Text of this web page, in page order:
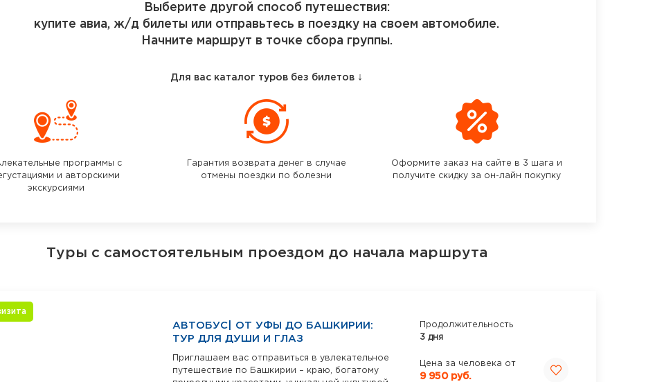
Выберите другой способ путешествия:
купите авиа, ж/д билеты или отправьтесь в поездку на своем автомобиле.
Начните маршрут в точке сбора группы.
Для вас каталог туров без билетов ↓
программы с
и авторскими
экскурсиями
Гарантия возврата денег в случае
отмены поездки по болезни
Оформите заказ на сайте в 3 шага и
получите скидку за он-лайн покупку
Туры с самостоятельным проездом до начала маршрута
АВТОБУС| ОТ УФЫ ДО БАШКИРИИ:
ТУР ДЛЯ ДУШИ И ГЛАЗ
Приглашаем вас отправиться в увлекательное
путешествие по Башкирии – краю, богатому
Продолжительность
3 дня
Цена за человека от
9 950 руб.